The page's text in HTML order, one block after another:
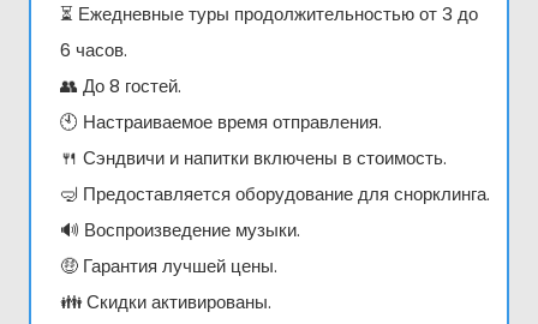
⏳ Ежедневные туры продолжительностью от 3 до
6 часов.
👥 До 8 гостей.
🕙 Настраиваемое время отправления.
🍴 Сэндвичи и напитки включены в стоимость.
🤿 Предоставляется оборудование для снорклинга.
🔊 Воспроизведение музыки.
🤑 Гарантия лучшей цены.
👪 Скидки активированы.